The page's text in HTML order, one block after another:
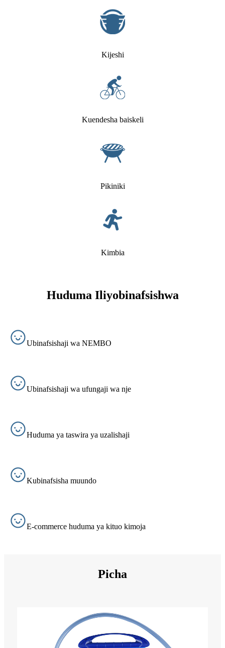
Kijeshi
Kuendesha baiskeli
Pikiniki
Kimbia
Huduma Iliyobinafsishwa
Ubinafsishaji wa NEMBO
Ubinafsishaji wa ufungaji wa nje
Huduma ya taswira ya uzalishaji
Kubinafsisha muundo
E-commerce huduma ya kituo kimoja
Picha